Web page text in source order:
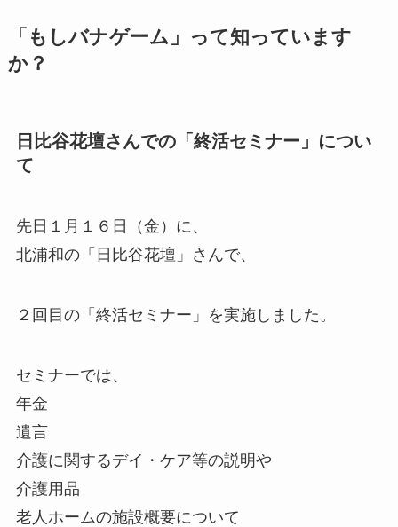
「もしバナゲーム」って知っています
か？
日比谷花壇さんでの「終活セミナー」につい
て
先日１月１６日（金）に、
北浦和の「日比谷花壇」さんで、
２回目の「終活セミナー」を実施しました。
セミナーでは、
年金
遺言
介護に関するデイ・ケア等の説明や
介護用品
老人ホームの施設概要について